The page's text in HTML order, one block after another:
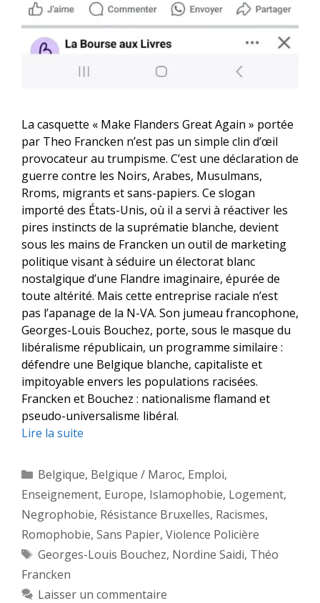
La casquette « Make Flanders Great Again » portée
par Theo Francken n’est pas un simple clin d’œil
provocateur au trumpisme. C’est une déclaration de
guerre contre les Noirs, Arabes, Musulmans,
Rroms, migrants et sans-papiers. Ce slogan
importé des États-Unis, où il a servi à réactiver les
pires instincts de la suprématie blanche, devient
sous les mains de Francken un outil de marketing
politique visant à séduire un électorat blanc
nostalgique d’une Flandre imaginaire, épurée de
toute altérité. Mais cette entreprise raciale n’est
pas l’apanage de la N-VA. Son jumeau francophone,
Georges-Louis Bouchez, porte, sous le masque du
libéralisme républicain, un programme similaire :
défendre une Belgique blanche, capitaliste et
impitoyable envers les populations racisées.
Francken et Bouchez : nationalisme flamand et
pseudo-universalisme libéral.
Lire la suite
Catégories
Belgique, Belgique / Maroc, Emploi,
Enseignement, Europe, Islamophobie, Logement,
Negrophobie, Résistance Bruxelles, Racismes,
Romophobie, Sans Papier, Violence Policière
Étiquettes
Georges-Louis Bouchez, Nordine Saidi, Théo
Francken
Laisser un commentaire